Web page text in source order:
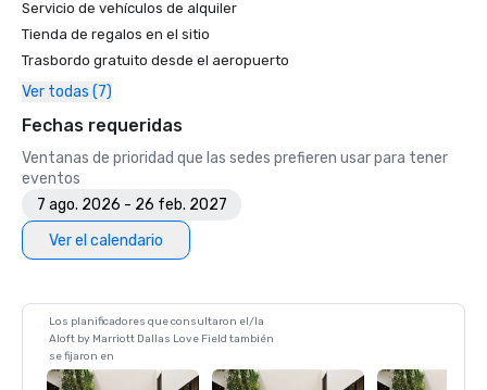
Servicio de vehículos de alquiler
Tienda de regalos en el sitio
Trasbordo gratuito desde el aeropuerto
Ver todas (7)
Fechas requeridas
Ventanas de prioridad que las sedes prefieren usar para tener
eventos
7 ago. 2026 - 26 feb. 2027
Ver el calendario
Los planificadores que consultaron el/la
Aloft by Marriott Dallas Love Field también
se fijaron en